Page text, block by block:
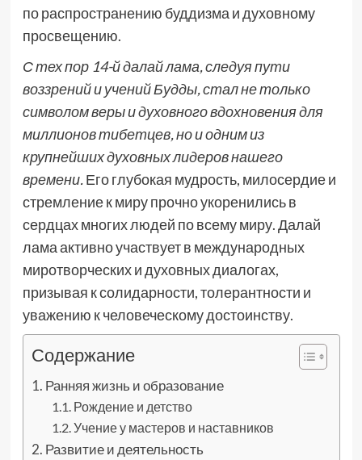
по распространению буддизма и духовному
просвещению.
С тех пор 14-й далай лама, следуя пути
воззрений и учений Будды, стал не только
символом веры и духовного вдохновения для
миллионов тибетцев, но и одним из
крупнейших духовных лидеров нашего
времени.Его глубокая мудрость, милосердие и
стремление к миру прочно укоренились в
сердцах многих людей по всему миру. Далай
лама активно участвует в международных
миротворческих и духовных диалогах,
призывая к солидарности, толерантности и
уважению к человеческому достоинству.
Содержание
Ранняя жизнь и образование
Рождение и детство
Учение у мастеров и наставников
Развитие и деятельность